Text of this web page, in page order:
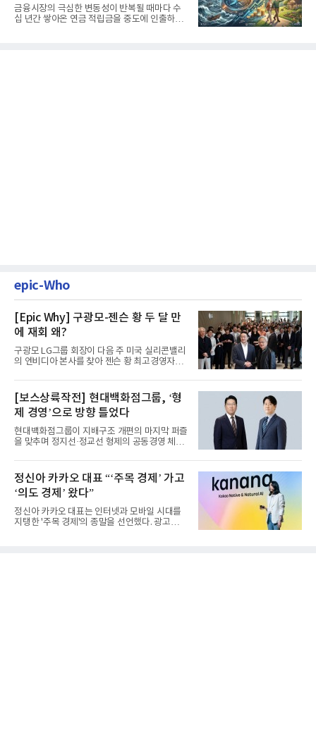
생활보장과 평생소득 전략
금융시장의 극심한 변동성이 반복될 때마다 수
십 년간 쌓아온 연금 적립금을 중도에 인출하거
epic-Who
[Epic Why] 구광모-젠슨 황 두 달 만
에 재회 왜?
구광모 LG그룹 회장이 다음 주 미국 실리콘밸리
의 엔비디아 본사를 찾아 젠슨 황 최고경영자
[보스상륙작전] 현대백화점그룹, ‘형
제 경영’으로 방향 틀었다
현대백화점그룹이 지배구조 개편의 마지막 퍼즐
을 맞추며 정지선·정교선 형제의 공동경영 체제
정신아 카카오 대표 “‘주목 경제’ 가고
‘의도 경제’ 왔다”
정신아 카카오 대표는 인터넷과 모바일 시대를
지탱한 '주목 경제'의 종말을 선언했다. 광고를